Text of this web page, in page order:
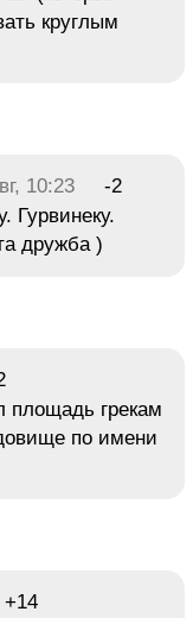
круглым
10:23
-2
Гурвинеку.
дружба )
площадь грекам
по имени
+14